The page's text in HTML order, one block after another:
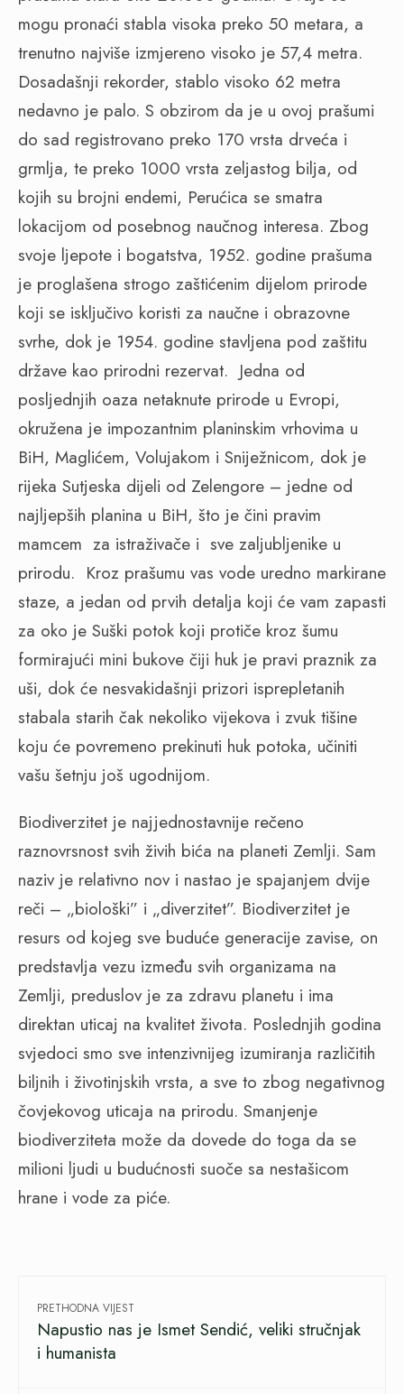
mogu pronaći stabla visoka preko 50 metara, a
trenutno najviše izmjereno visoko je 57,4 metra.
Dosadašnji rekorder, stablo visoko 62 metra
nedavno je palo. S obzirom da je u ovoj prašumi
do sad registrovano preko 170 vrsta drveća i
grmlja, te preko 1000 vrsta zeljastog bilja, od
kojih su brojni endemi, Perućica se smatra
lokacijom od posebnog naučnog interesa. Zbog
svoje ljepote i bogatstva, 1952. godine prašuma
je proglašena strogo zaštićenim dijelom prirode
koji se isključivo koristi za naučne i obrazovne
svrhe, dok je 1954. godine stavljena pod zaštitu
države kao prirodni rezervat. Jedna od
posljednjih oaza netaknute prirode u Evropi,
okružena je impozantnim planinskim vrhovima u
BiH, Maglićem, Volujakom i Sniježnicom, dok je
rijeka Sutjeska dijeli od Zelengore – jedne od
najljepših planina u BiH, što je čini pravim
mamcem za istraživače i sve zaljubljenike u
prirodu. Kroz prašumu vas vode uredno markirane
staze, a jedan od prvih detalja koji će vam zapasti
za oko je Suški potok koji protiče kroz šumu
formirajući mini bukove čiji huk je pravi praznik za
uši, dok će nesvakidašnji prizori isprepletanih
stabala starih čak nekoliko vijekova i zvuk tišine
koju će povremeno prekinuti huk potoka, učiniti
vašu šetnju još ugodnijom.
Biodiverzitet je najjednostavnije rečeno
raznovrsnost svih živih bića na planeti Zemlji. Sam
naziv je relativno nov i nastao je spajanjem dvije
reči – „biološki” i „diverzitet”. Biodiverzitet je
resurs od kojeg sve buduće generacije zavise, on
predstavlja vezu između svih organizama na
Zemlji, preduslov je za zdravu planetu i ima
direktan uticaj na kvalitet života. Poslednjih godina
svjedoci smo sve intenzivnijeg izumiranja različitih
biljnih i životinjskih vrsta, a sve to zbog negativnog
čovjekovog uticaja na prirodu. Smanjenje
biodiverziteta može da dovede do toga da se
milioni ljudi u budućnosti suoče sa nestašicom
hrane i vode za piće.
PRETHODNA VIJEST
Napustio nas je Ismet Sendić, veliki stručnjak
i humanista